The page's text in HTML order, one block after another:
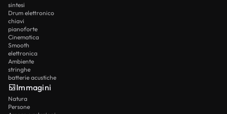
sintesi
Drum elettronico
chiavi
pianoforte
Cinematica
Smooth
elettronica
Ambiente
stringhe
batterie acustiche
Immagini
Natura
Persone